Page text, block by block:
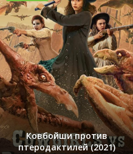
Ковбойши против
птеродактилей (2021)